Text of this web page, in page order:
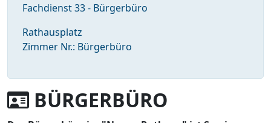
Fachdienst 33 - Bürgerbüro
Rathausplatz
Zimmer Nr.: Bürgerbüro
BÜRGERBÜRO